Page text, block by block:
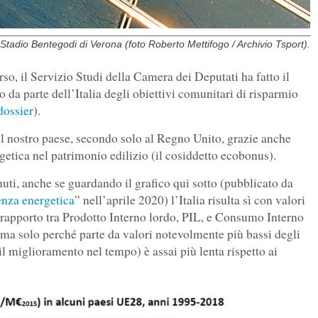
Bentegodi di Verona (foto Roberto Mettifogo / Archivio Tsport).
il Servizio Studi della Camera dei Deputati ha fatto il
da parte dell’Italia degli obiettivi comunitari di risparmio
).
paese, secondo solo al Regno Unito, grazie anche
nel patrimonio edilizio (il cosiddetto ecobonus).
anche se guardando il grafico qui sotto (pubblicato da
energetica” nell’aprile 2020) l’Italia risulta sì con valori
tra Prodotto Interno lordo, PIL, e Consumo Interno
solo perché parte da valori notevolmente più bassi degli
miglioramento nel tempo) è assai più lenta rispetto ai